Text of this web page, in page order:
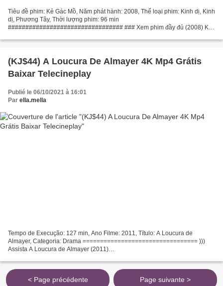
Tiêu đề phim: Kẻ Gác Mồ, Năm phát hành: 2008, Thể loại phim: Kinh dị, Kinh
dị, Phương Tây, Thời lượng phim: 96 min
################################# ### Xem phim đầy đủ (2008) Kẻ
phim:...
(KJ$44) A Loucura De Almayer 4K Mp4 Grátis
Baixar Telecineplay
Publié le 06/10/2021 à 16:01
Par ella.mella
Tempo de Execução: 127 min, Ano Filme: 2011, Título: A Loucura de
Almayer, Categoria: Drama ================================= )))
Assista A Loucura de Almayer (2011)
Merhar, Marc Barbé, Aurora...
< Page précédente Page suivante >